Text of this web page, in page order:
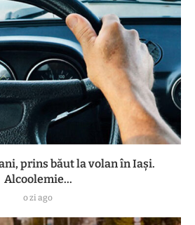
prins băut la volan în Iași.
Alcoolemie...
o zi ago